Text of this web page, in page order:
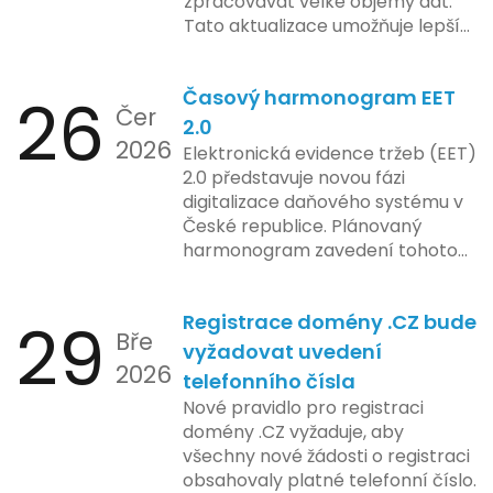
konkrétních záměrech či časové
ose zavedení této technologie.
Tato aktualizace umožňuje lepší
podniky s náročnými účetními
procesy.
26 Čer
2026
Časový harmonogram EET
2.0
Elektronická evidence tržeb (EET)
2.0 představuje novou fázi
digitalizace daňového systému v
České republice. Plánovaný
harmonogram zavedení tohoto
zahrnuje přípravu technické
platformy a legislativních změn,
které by měly být předloženy do
konce tohoto roku. Očekává se,
že tato fáze umožní adaptaci
systémů a rozšíření podpory pro
podnikatele, přičemž všechny
29 Bře
2026
Registrace domény .CZ bude
vyžadovat uvedení
telefonního čísla
Nové pravidlo pro registraci
domény .CZ vyžaduje, aby
všechny nové žádosti o registraci
obsahovaly platné telefonní číslo.